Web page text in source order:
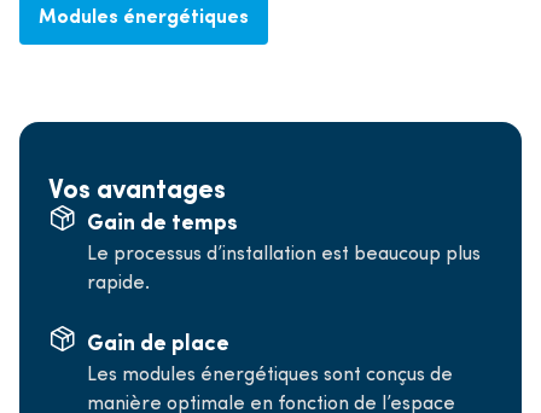
Modules énergétiques
Vos avantages
Gain de temps
Le processus d’installation est beaucoup plus
rapide.
Gain de place
Les modules énergétiques sont conçus de
manière optimale en fonction de l’espace